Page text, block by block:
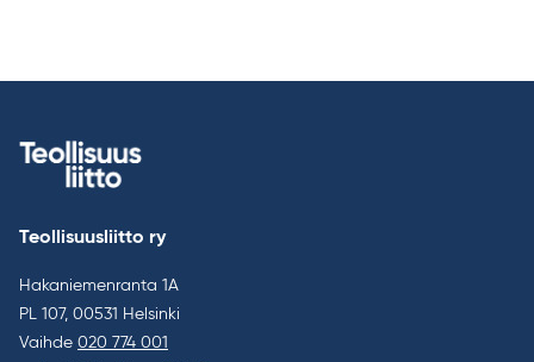
Teollisuusliitto ry
Hakaniemenranta 1A
PL 107, 00531 Helsinki
Vaihde 020 774 001